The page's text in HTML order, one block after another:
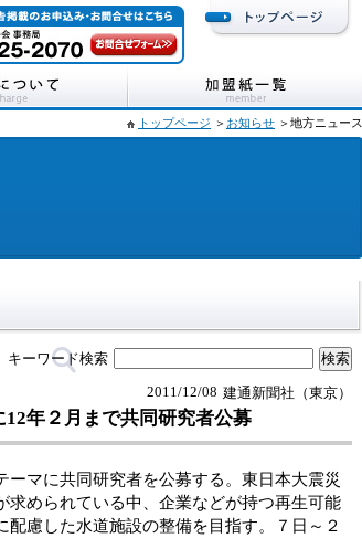
トップページ ＞ お知らせ ＞地方ニュース
キーワード検索
建通新聞社（東京）
2011/12/08
12年２月まで共同研究者公募
マに共同研究者を公募する。東日本大震災
められている中、企業などが持つ再生可能
慮した水道施設の整備を目指す。７日～２